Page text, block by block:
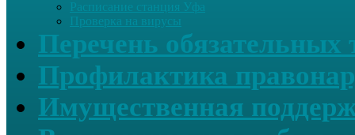
Расписание станция Уфа
Проверка на вирусы
Перечень обязательных
Профилактика
Имущественная